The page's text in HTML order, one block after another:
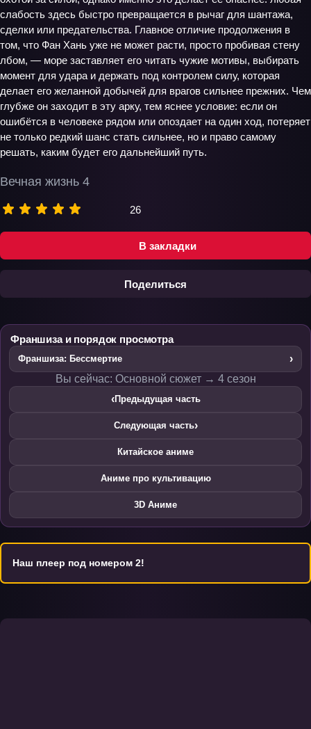
В закладки
Поделиться
Вечная жизнь 4
26
слабость здесь быстро превращается в рычаг для шантажа,
сделки или предательства. Главное отличие продолжения в
том, что Фан Хань уже не может расти, просто пробивая стену
лбом, — море заставляет его читать чужие мотивы, выбирать
момент для удара и держать под контролем силу, которая
делает его желанной добычей для врагов сильнее прежних. Чем
глубже он заходит в эту арку, тем яснее условие: если он
ошибётся в человеке рядом или опоздает на один ход, потеряет
не только редкий шанс стать сильнее, но и право самому
решать, каким будет его дальнейший путь.
Франшиза и порядок просмотра
Франшиза: Бессмертие
›
Вы сейчас: Основной сюжет → 4 сезон
‹Предыдущая часть
Следующая часть›
Китайское аниме
Аниме про культивацию
3D Аниме
Наш плеер под номером 2!